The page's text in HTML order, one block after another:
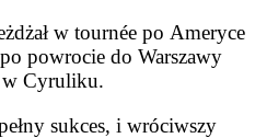
w tournée po Ameryce
powrocie do Warsza­wy
w Cyruliku.
sukces, i wróciwszy